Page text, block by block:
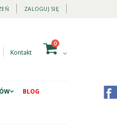
ZALOGUJ SIĘ
Kontakt
0
BLOG